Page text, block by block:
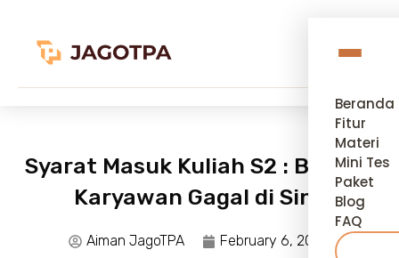
Beranda
Fitur
Materi
Mini Tes
Paket
Blog
FAQ
Syarat Masuk Kuliah S2 : Banyak
Karyawan Gagal di Sini!
Aiman JagoTPA February 6, 2026